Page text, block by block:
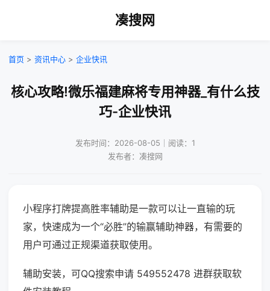
凑搜网
首页 > 资讯中心 > 企业快讯
核心攻略!微乐福建麻将专用神器_有什么技
巧-企业快讯
发布时间：2026-08-05｜阅读：1
发布者：凑搜网
小程序打牌提高胜率辅助是一款可以让一直输的玩
家，快速成为一个“必胜”的输赢辅助神器，有需要的
用户可通过正规渠道获取使用。
辅助安装，可QQ搜索申请 549552478 进群获取软